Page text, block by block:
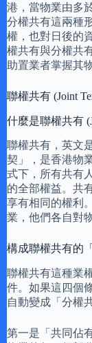
港，當物業由多
分權共有這兩種
權，也對日後的
權共有與分權共
助置業者掌握其
聯權共有 (Joint
什麼是聯權共有
聯權共有，英文
契」，是香港物
式下，所有共有
的全部權益。共
享有相同的權利
業，他們各自對
構成聯權共有的
聯權共有這種業
件。如果這四個
自動變成「分權
第一是「共同佔